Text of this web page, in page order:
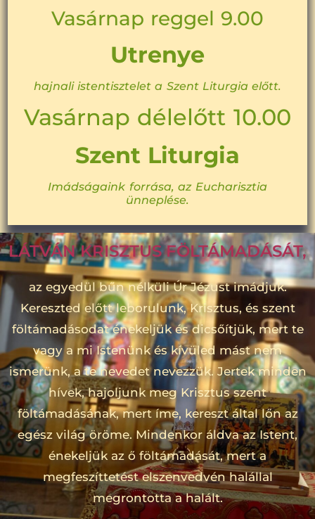
Vasárnap reggel 9.00
Utrenye
hajnali istentisztelet a Szent Liturgia előtt.
Vasárnap délelőtt 10.00
Szent Liturgia
Imádságaink forrása, az Eucharisztia
ünneplése.
LÁTVÁN KRISZTUS FÖLTÁMADÁSÁT,
az egyedül bűn nélküli Úr Jézust imádjuk.
Kereszted előtt leborulunk, Krisztus, és szent
föltámadásodat énekeljük és dicsőítjük, mert te
vagy a mi Istenünk és kívüled mást nem
ismerünk, a te nevedet nevezzük. Jertek minden
hívek, hajoljunk meg Krisztus szent
föltámadásának, mert íme, kereszt által lőn az
egész világ öröme. Mindenkor áldva az Istent,
énekeljük az ő föltámadását, mert a
megfeszíttetést elszenvedvén halállal
megrontotta a halált.